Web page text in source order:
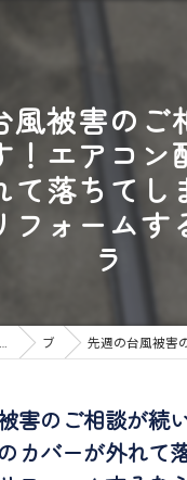
風被害のご
！エアコン
て落ちてし
フォームす
ラ
三重県のリフォームなら高品質な工事のアトラ ブログ 先週の台風被害のご相談が続いています！エアコン配
害のご相談が続
カバーが外れて